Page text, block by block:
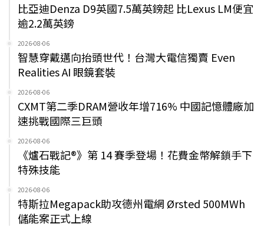
比亞迪Denza D9英國7.5萬英鎊起 比Lexus LM便宜
逾2.2萬英鎊
2026-08-06
智慧穿戴邁向抬頭世代！台灣大電信獨賣 Even
Realities AI 眼鏡套裝
2026-08-06
CXMT第二季DRAM營收年增716% 中國記憶體廠加
速挑戰國際三巨頭
2026-08-06
《爐石戰記®》第 14 賽季登場！花費金幣解鎖手下
特殊技能
2026-08-06
特斯拉Megapack助攻德州電網 Ørsted 500MWh
儲能案正式上線